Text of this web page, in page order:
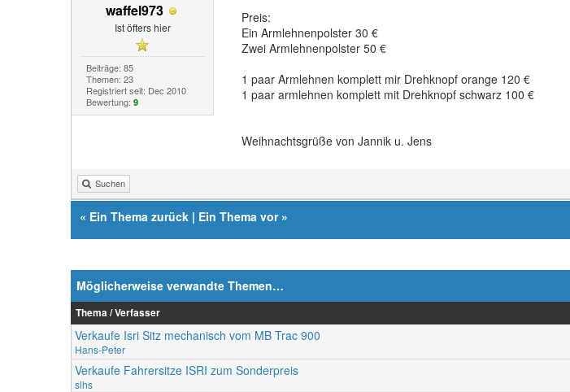
waffel973
Ist öfters hier
Beiträge: 85
Themen: 23
Registriert seit: Dec 2010
Bewertung: 9
Preis:
Ein Armlehnenpolster 30 €
Zwei Armlehnenpolster 50 €
1 paar Armlehnen komplett mir Drehknopf orange 120 €
1 paar armlehnen komplett mit Drehknopf schwarz 100 €
Weihnachtsgrüße von Jannik u. Jens
Suchen
« Ein Thema zurück | Ein Thema vor»
Möglicherweise verwandte Themen…
Thema / Verfasser
Verkaufe Isri Sitz mechanisch vom MB Trac 900
Hans-Peter
Verkaufe Fahrersitze ISRI zum Sonderpreis
slhs